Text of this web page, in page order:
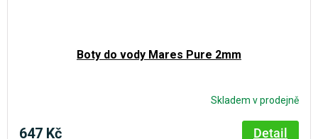
Boty do vody Mares Pure 2mm
Skladem v prodejně
647 Kč Detail